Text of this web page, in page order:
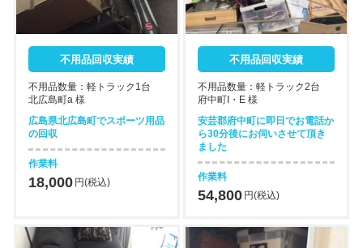
不用品回収実績
不用品数量：軽トラック1台
北広島町a 様
広島県北広島町でスポーツ用品
の回収
作業料
18,000 円(税込)
不用品回収実績
不用品数量：軽トラック2台
府中町I・E 様
安芸郡府中町に即日でお電話か
ら30分後にお伺いさせて頂き
ました
作業料
54,800 円(税込)